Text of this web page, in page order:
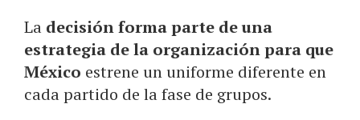
La decisión forma parte de una
estrategia de la organización para que
México estrene un uniforme diferente en
cada partido de la fase de grupos.